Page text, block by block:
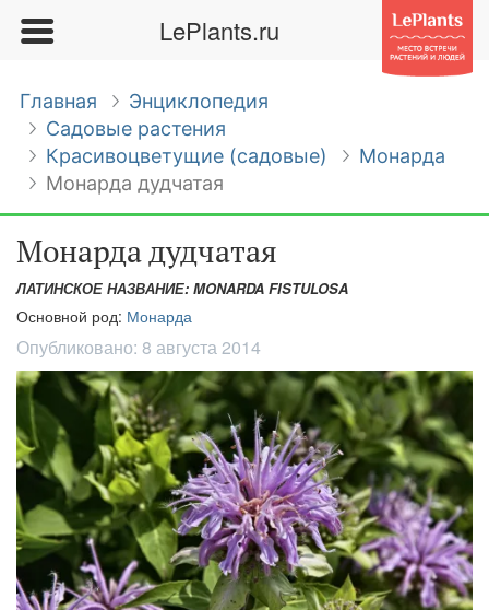
LePlants.ru
Главная
Энциклопедия
Садовые растения
Красивоцветущие (садовые)
Монарда
Монарда дудчатая
Монарда дудчатая
ЛАТИНСКОЕ НАЗВАНИЕ: MONARDA FISTULOSA
Основной род: Монарда
Опубликовано: 8 августа 2014